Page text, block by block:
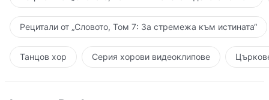
Рецитали от „Словото, Том 7: За стремежа към истината“
Танцов хор Серия хорови видеоклипове